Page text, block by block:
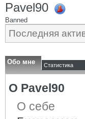
Pavel90
Banned
Последняя
Обо мне Статистика
О Pavel90
О себе